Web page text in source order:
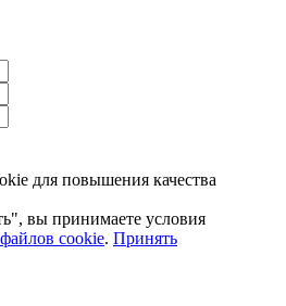
для повышения качества
вы принимаете условия
cookie. Принять